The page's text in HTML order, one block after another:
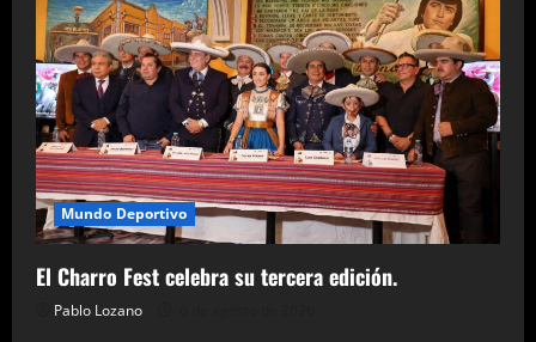
Mundo Deportivo
El Charro Fest celebra su tercera edición.
Pablo Lozano